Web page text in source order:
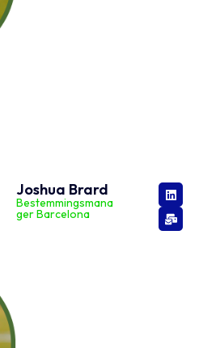
Joshua Brard
Bestemmingsmana
ger Barcelona